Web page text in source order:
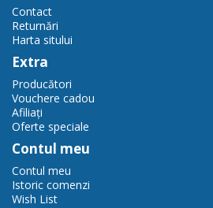
Contact
Returnări
Harta sitului
Extra
Producători
Vouchere cadou
Afiliaţi
Oferte speciale
Contul meu
Contul meu
Istoric comenzi
Wish List